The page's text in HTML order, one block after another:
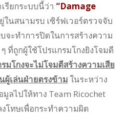
รียกระบบนี้ว่า “Damage
นสนามรบ เซิร์ฟเวอร์ตรวจจับ
จะทำการปิดในการสร้างความ
ที่ถูกผู้ใช้โปรแกรมโกงยิงโจมตี
มโกงจะไม่โจมตีสร้างความเสีย
ผู้เล่นฝ่ายตรงข้ามในระหว่าง
ลไปให้ทาง Team Ricochet
โทษเพื่อกระทำความผิด